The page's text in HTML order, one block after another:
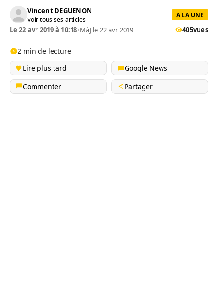
Vincent DEGUENON
Voir tous ses articles
A LA UNE
Le 22 avr 2019 à 10:18•MàJ le 22 avr 2019 405vues
2 min de lecture
Lire plus tard
Google News
Commenter
Partager